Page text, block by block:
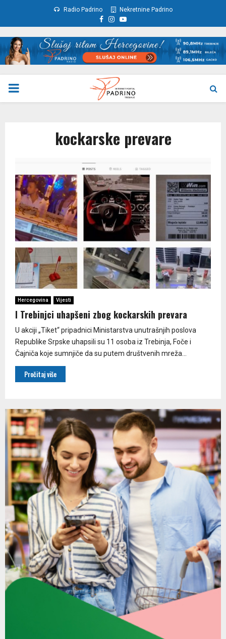
Radio Padrino Nekretnine Padrino
Facebook
Instagram
Youtube
PRIMARY
kockarske prevare
Hercegovina Vijesti
I Trebinjci uhapšeni zbog kockarskih prevara
U akciji „Tiket“ pripadnici Ministarstva unutrašnjih poslova
Republike Srpske uhapsili su 11 osoba iz Trebinja, Foče i
Čajniča koje sumnjiče da su putem društvenih mreža...
Pročitaj više